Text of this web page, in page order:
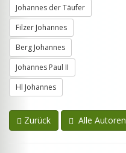
Johannes der Täufer
Filzer Johannes
Berg Johannes
Johannes Paul II
Hl Johannes
Zurück Alle Autoren